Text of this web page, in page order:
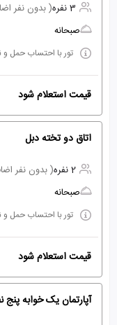
3 نفره
( بدون نفر
صبحانه
تور با احتساب حمل
قیمت استعلام شود
اتاق دو تخته دبل
2 نفره
( بدون نفر
صبحانه
تور با احتساب حمل
قیمت استعلام شود
آپارتمان یک خوابه پنج